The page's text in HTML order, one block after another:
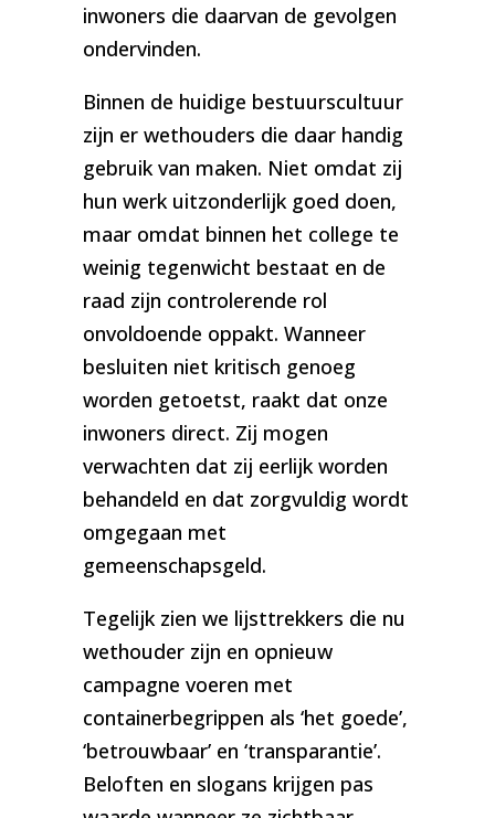
inwoners die daarvan de gevolgen
ondervinden.
Binnen de huidige bestuurscultuur
zijn er wethouders die daar handig
gebruik van maken. Niet omdat zij
hun werk uitzonderlijk goed doen,
maar omdat binnen het college te
weinig tegenwicht bestaat en de
raad zijn controlerende rol
onvoldoende oppakt. Wanneer
besluiten niet kritisch genoeg
worden getoetst, raakt dat onze
inwoners direct. Zij mogen
verwachten dat zij eerlijk worden
behandeld en dat zorgvuldig wordt
omgegaan met
gemeenschapsgeld.
Tegelijk zien we lijsttrekkers die nu
wethouder zijn en opnieuw
campagne voeren met
containerbegrippen als ‘het goede’,
‘betrouwbaar’ en ‘transparantie’.
Beloften en slogans krijgen pas